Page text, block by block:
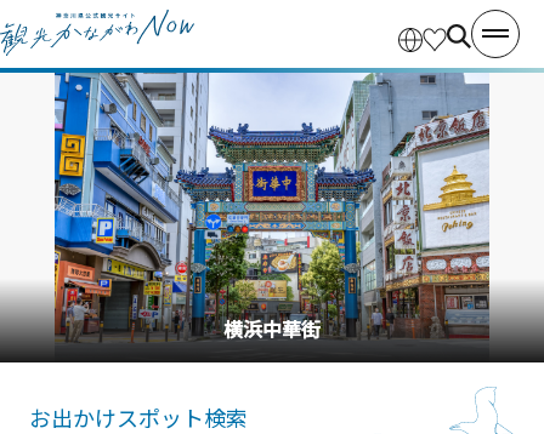
横浜中華街
お出かけスポット検索